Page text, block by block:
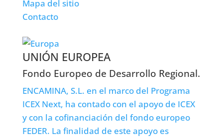
Mapa del sitio
Contacto
UNIÓN EUROPEA
Fondo Europeo de Desarrollo Regional.
ENCAMINA, S.L. en el marco del Programa
ICEX Next, ha contado con el apoyo de ICEX
y con la cofinanciación del fondo europeo
FEDER. La finalidad de este apoyo es